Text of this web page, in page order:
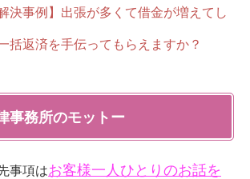
解決事例】出張が多くて借金が増えてし
括返済を手伝ってもらえますか？
事務所のモットー
事項はお客様一人ひとりのお話を